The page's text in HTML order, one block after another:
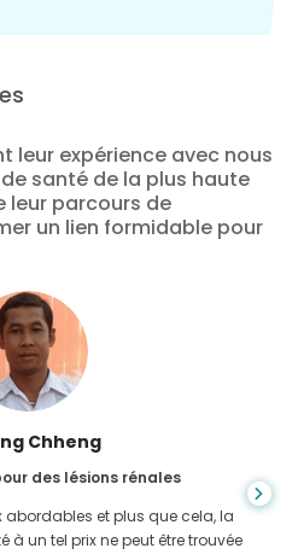
leur expérience avec nous
santé de la plus haute
leur parcours de
un lien formidable pour
Das
la gastro-entérologie
brillante équipe de GoMedii qui
du Bangladesh vers l'Inde